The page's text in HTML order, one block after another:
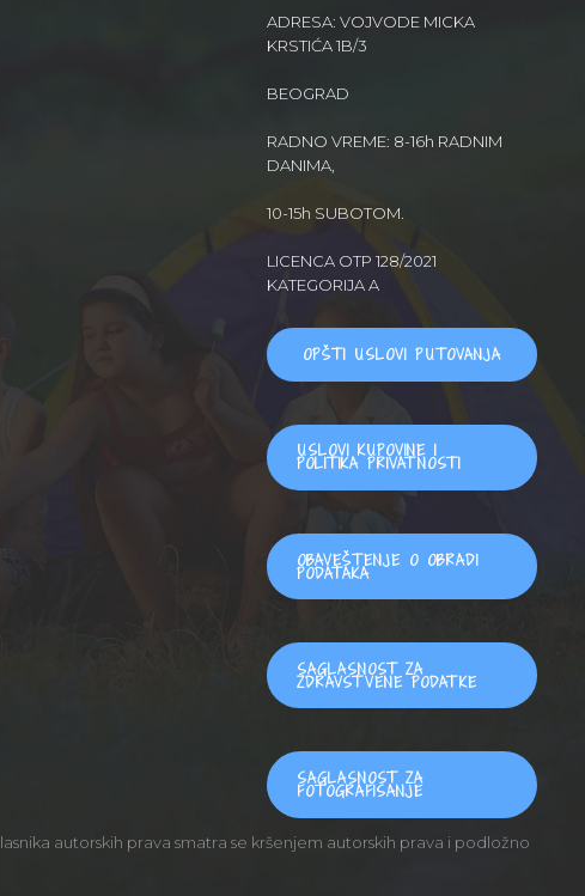
ADRESA: VOJVODE MICKA
KRSTIĆA 1B/3
BEOGRAD
RADNO VREME: 8-16h RADNIM
DANIMA,
10-15h SUBOTOM.
LICENCA OTP 128/2021
KATEGORIJA A
OPŠTI USLOVI PUTOVANJA
USLOVI KUPOVINE I
POLITIKA PRIVATNOSTI
OBAVEŠTENJE O OBRADI
PODATAKA
SAGLASNOST ZA
ZDRAVSTVENE PODATKE
SAGLASNOST ZA
FOTOGRAFISANJE
autorskih prava smatra se kršenjem autorskih prava i podložno